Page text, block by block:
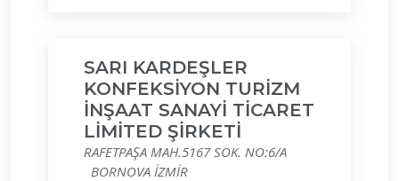
SARI KARDEŞLER
KONFEKSİYON TURİZM
İNŞAAT SANAYİ TİCARET
LİMİTED ŞİRKETİ
RAFETPAŞA MAH.5167 SOK. NO:6/A
BORNOVA İZMİR